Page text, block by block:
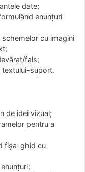
date;
enunțuri
schemelor cu imagini
fals;
textului-suport.
de idei vizual;
pentru a
fișa-ghid cu